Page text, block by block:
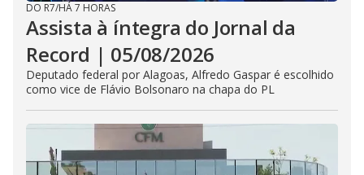
DO R7/HÁ 7 HORAS
Assista à íntegra do Jornal da
Record | 05/08/2026
Deputado federal por Alagoas, Alfredo Gaspar é escolhido
como vice de Flávio Bolsonaro na chapa do PL